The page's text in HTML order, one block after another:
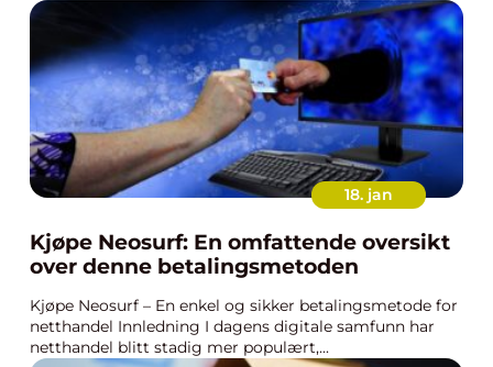
18. jan
Kjøpe Neosurf: En omfattende oversikt
over denne betalingsmetoden
Kjøpe Neosurf – En enkel og sikker betalingsmetode for
netthandel Innledning I dagens digitale samfunn har
netthandel blitt stadig mer populært,...